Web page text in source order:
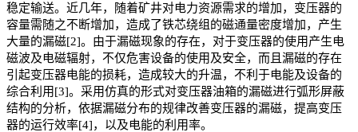
稳定输送。近几年，随着矿井对电力资源需求的增加，变压器的
容量需随之不断增加，造成了铁芯绕组的磁通量密度增加，产生
大量的漏磁[2]。由于漏磁现象的存在，对于变压器的使用产生电
磁波及电磁辐射，不仅危害设备的使用及安全，而且漏磁的存在
引起变压器电能的损耗，造成较大的升温，不利于电能及设备的
综合利用[3]。采用仿真的形式对变压器油箱的漏磁进行弧形屏蔽
结构的分析，依据漏磁分布的规律改善变压器的漏磁，提高变压
器的运行效率[4]，以及电能的利用率。